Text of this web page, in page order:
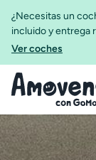
¿Necesitas un
incluido y entrega
Ver coches